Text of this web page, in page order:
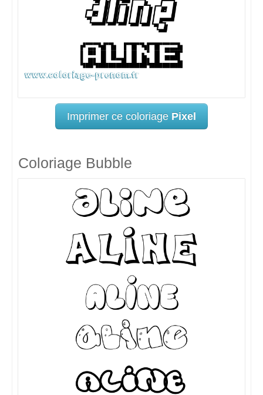
Imprimer ce coloriage Pixel
Coloriage Bubble